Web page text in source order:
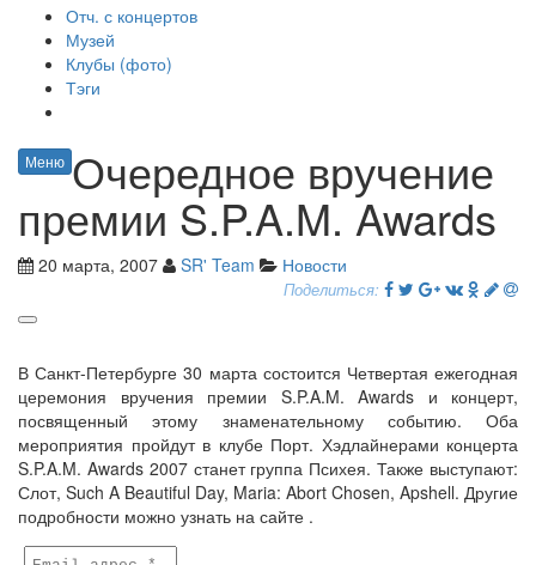
Отч. с концертов
Музей
Клубы (фото)
Тэги
Меню Очередное вручение
премии S.P.A.M. Awards
20 марта, 2007 SR' Team Новости
Поделиться:
В Санкт-Петербурге 30 марта состоится Четвертая ежегодная
церемония вручения премии S.P.A.M. Awards и концерт,
посвященный этому знаменательному событию. Оба
мероприятия пройдут в клубе Порт. Хэдлайнерами концерта
S.P.A.M. Awards 2007 станет группа Психея. Также выступают:
Слот, Such A Beautiful Day, Maria: Abort Chosen, Apshell. Другие
подробности можно узнать на сайте .